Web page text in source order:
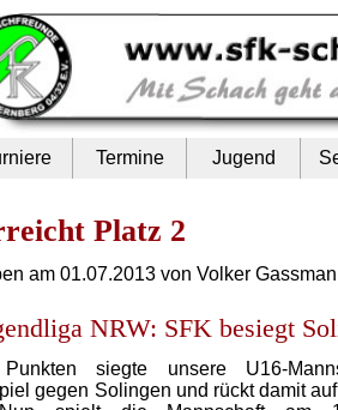
Termine Jugend
Platz 2
am 01.07.2013 von Volker
NRW: SFK besiegt
siegte unsere U16-
gegen Solingen und rückt damit